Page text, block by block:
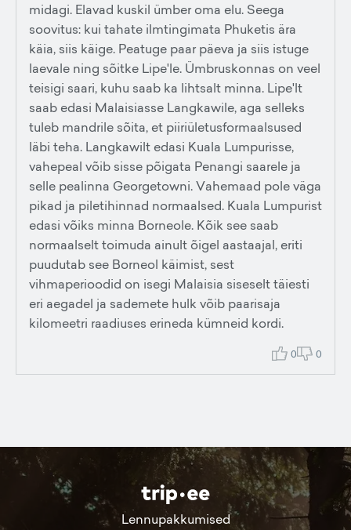
midagi. Elavad kuskil ümber oma elu. Seega
soovitus: kui tahate ilmtingimata Phuketis ära
käia, siis käige. Peatuge paar päeva ja siis istuge
laevale ning sõitke Lipe'le. Ümbruskonnas on veel
teisigi saari, kuhu saab ka lihtsalt minna. Lipe'lt
saab edasi Malaisiasse Langkawile, aga selleks
tuleb mandrile sõita, et piiriületusformaalsused
läbi teha. Langkawilt edasi Kuala Lumpurisse,
vahepeal võib sisse põigata Penangi saarele ja
selle pealinna Georgetowni. Vahemaad pole väga
pikad ja piletihinnad normaalsed. Kuala Lumpurist
edasi võiks minna Borneole. Kõik see saab
normaalselt toimuda ainult õigel aastaajal, eriti
puudutab see Borneol käimist, sest
vihmaperioodid on isegi Malaisia siseselt täiesti
eri aegadel ja sademete hulk võib paarisaja
kilomeetri raadiuses erineda kümneid kordi.
0 0
Lennupakkumised